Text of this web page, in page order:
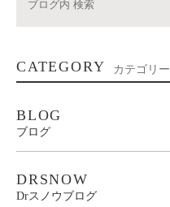
CATEGORY カテゴリー
BLOG
ブログ
DRSNOW
Drスノウブログ